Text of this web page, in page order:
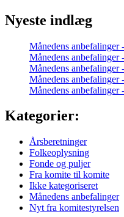
Nyeste indlæg
Månedens anbefalinger
Månedens anbefalinger
Månedens anbefalinger
Månedens anbefalinger
Månedens anbefalinger
Kategorier:
Årsberetninger
Folkeoplysning
Fonde og puljer
Fra komite til komite
Ikke kategoriseret
Månedens anbefalinger
Nyt fra komitestyrelsen